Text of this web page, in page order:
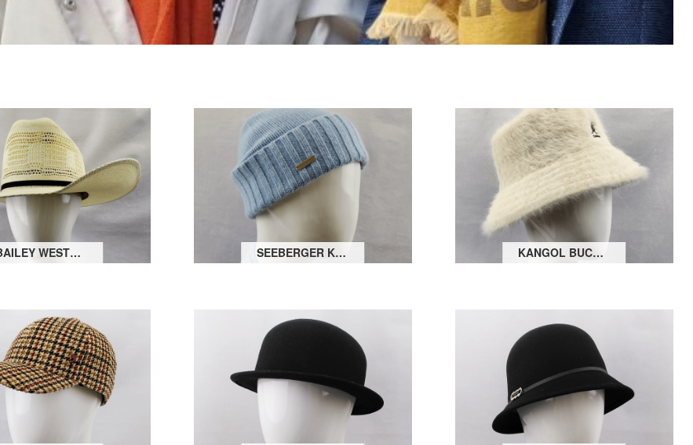
BAILEY WESTERNHUT DESERT BREEZE SEEBERGER KASCHMIR STRICKMÜTZE MIT UMSCHLAG KANGOL BUCKET HAT FURGORA